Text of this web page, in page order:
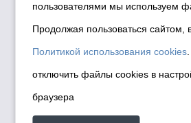
© Департамент
города Новосибирска, 2026
Политика использования
Политика по обработке
данных в информационных
мэрии города Новосибирска
пользователями мы используем
Продолжая пользоваться сайтом,
Политикой использования cookies
отключить файлы cookies в
браузера